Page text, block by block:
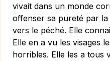
vivait dans un monde
offenser sa pureté par
vers le péché. Elle
Elle en a vu les visages
horribles. Elle les a tous